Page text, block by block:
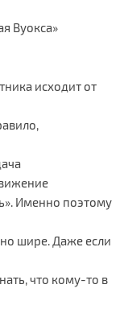
Вуокса»
исходит от
Именно поэтому
шире. Даже если
что кому-то в